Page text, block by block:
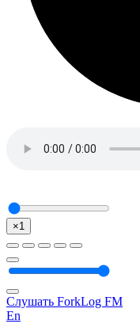
×1
Слушать ForkLog FM
En